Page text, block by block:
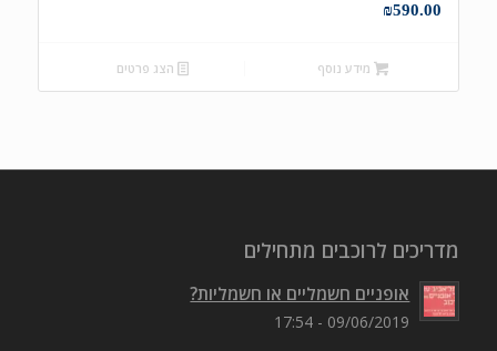
₪590.00
מידע נוסף הצג פרטים
מדריכים לרוכבים מתחילים
אופניים חשמליים או חשמליות?
09/06/2019 - 17:54